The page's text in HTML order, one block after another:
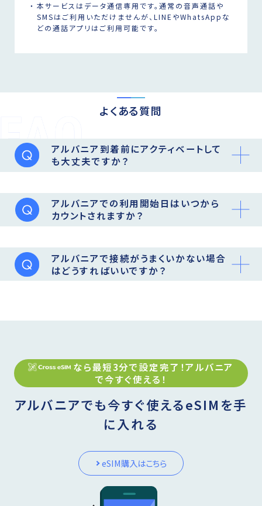
本サービスはデータ通信専用です。通常の音声通話や
SMSはご利用いただけませんが、LINEやWhatsAppな
どの通話アプリはご利用可能です。
よくある質問
アルバニア到着前にアクティベートして
も大丈夫ですか？
アルバニアでの利用開始日はいつから
カウントされますか？
アルバニアで接続がうまくいかない場合
はどうすればいいですか？
なら最短3分で設定完了！アルバニア
で今すぐ使える！
アルバニアでも今すぐ使えるeSIMを手
に入れる
eSIM購入はこちら